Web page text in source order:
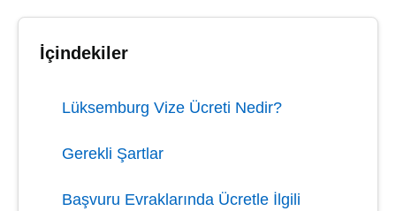
İçindekiler
Lüksemburg Vize Ücreti Nedir?
Gerekli Şartlar
Başvuru Evraklarında Ücretle İlgili